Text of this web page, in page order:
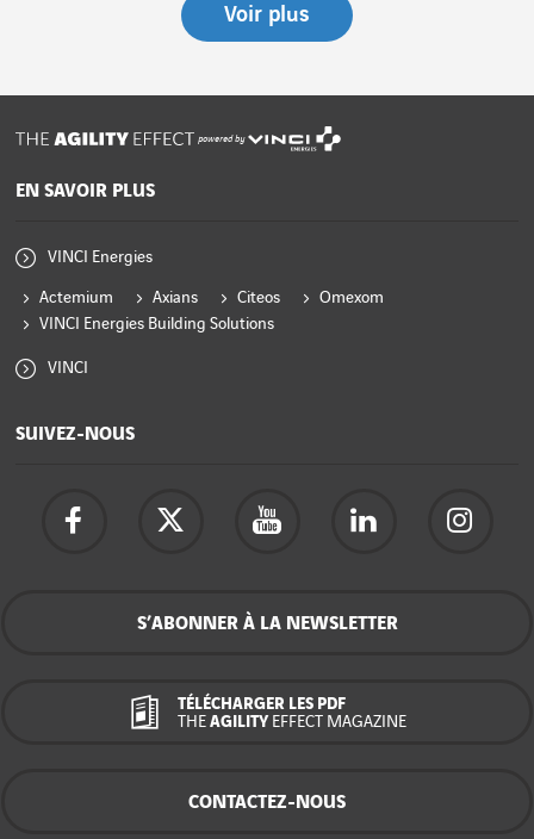
Voir plus
powered by
EN SAVOIR PLUS
VINCI Energies
Actemium Axians Citeos
Omexom
VINCI Energies Building Solutions
VINCI
SUIVEZ-NOUS
S’ABONNER À LA NEWSLETTER
TÉLÉCHARGER LES PDF
THE AGILITY EFFECT MAGAZINE
CONTACTEZ-NOUS